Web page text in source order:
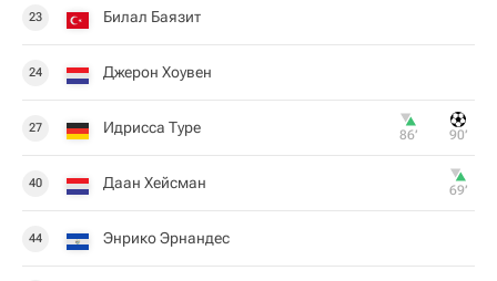
23 Билал Баязит
24 Джерон Хоувен
27 Идрисса Туре 86‎’‎ 90‎’‎
40 Даан Хейсман 69‎’‎
44 Энрико Эрнандес